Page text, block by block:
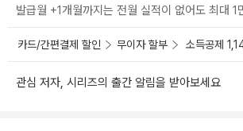
발급월 +1개월까지는 전월 실적이 없어도 최대 1
카드/간편결제 할인 무이자 할부 소득공제
관심 저자, 시리즈의 출간 알림을 받아보세요